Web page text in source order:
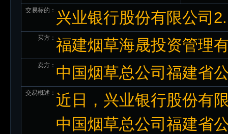
交易标的： 兴业银行股份有限公司
买方： 福建烟草海晟投资管理
卖方： 中国烟草总公司福建省
交易概述： 近日，兴业银行股份有
中国烟草总公司福建省